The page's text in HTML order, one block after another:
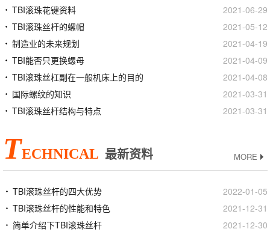
TBI滚珠花键资料
2021-06-29
TBI滚珠丝杆的螺帽
2021-05-12
制造业的未来规划
2021-04-19
TBI能否只更换螺母
2021-04-09
TBI滚珠丝杠副在一般机床上的目的
2021-04-08
国际螺纹的知识
2021-03-31
TBI滚珠丝杆结构与特点
2021-03-31
TECHNICAL 最新资料 MORE
TBI滚珠丝杆的四大优势
2022-01-05
TBI滚珠丝杆的性能和特色
2021-12-31
简单介绍下TBI滚珠丝杆
2021-12-30